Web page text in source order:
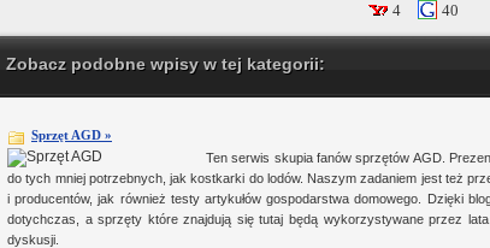
4 40
Zobacz podobne wpisy w tej kategorii:
Sprzęt AGD »
Ten serwis skupia fanów sprzętów AGD.
do tych mniej potrzebnych, jak kostkarki do lodów. Naszym zadaniem jest też
i producentów, jak również testy artykułów gospodarstwa domowego. Dzięki
dotychczas, a sprzęty które znajdują się tutaj będą wykorzystywane przez
dyskusji.